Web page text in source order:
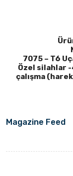
7075 – T6
Özel silahlar -
çalışma
Magazine Feed